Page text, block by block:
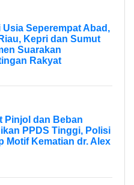
Usia Seperempat Abad,
Kepri dan Sumut
Suarakan
Rakyat
Pinjol dan Beban
PPDS Tinggi, Polisi
Motif Kematian dr. Alex